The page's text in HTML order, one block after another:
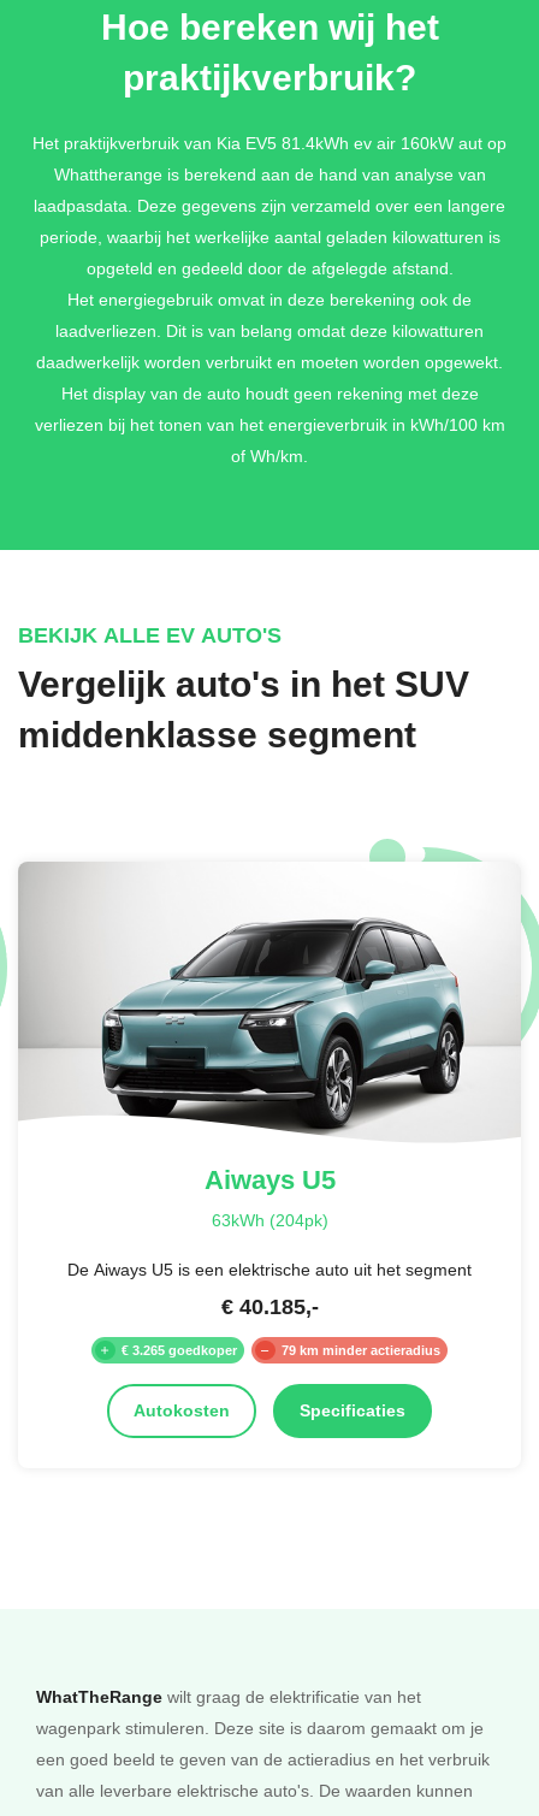
€ 895,-
€ 895,-
€ 895,-
DARK OCEAN BLUE METALLIC
GRAVITY GRAY METALLIC
€ 895,-
Hoe bereken wij het
praktijkverbruik?
Het praktijkverbruik van Kia EV5 81.4kWh ev air 160kW aut op
Whattherange is berekend aan de hand van analyse van
laadpasdata. Deze gegevens zijn verzameld over een langere
periode, waarbij het werkelijke aantal geladen kilowatturen is
opgeteld en gedeeld door de afgelegde afstand.
Het energiegebruik omvat in deze berekening ook de
laadverliezen. Dit is van belang omdat deze kilowatturen
daadwerkelijk worden verbruikt en moeten worden opgewekt.
Het display van de auto houdt geen rekening met deze
verliezen bij het tonen van het energieverbruik in kWh/100 km
of Wh/km.
BEKIJK ALLE EV AUTO'S
Vergelijk auto's in het SUV
middenklasse segment
AiwaysU5
63kWh (204pk)
De Aiways U5 is een elektrische auto uit het segment
€ 40.185,-
€ 3.265 goedkoper 79 km minder actieradius
Autokosten Specificaties
WhatTheRange wilt graag de elektrificatie van het
wagenpark stimuleren. Deze site is daarom gemaakt om je
een goed beeld te geven van de actieradius en het verbruik
van alle leverbare elektrische auto's. De waarden kunnen